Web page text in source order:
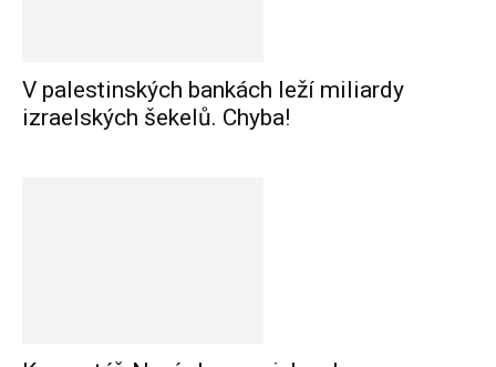
V palestinských bankách leží miliardy
izraelských šekelů. Chyba!